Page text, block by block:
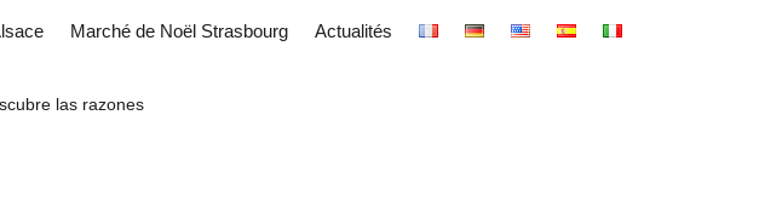
Marché de Noël Strasbourg Actualités
las razones